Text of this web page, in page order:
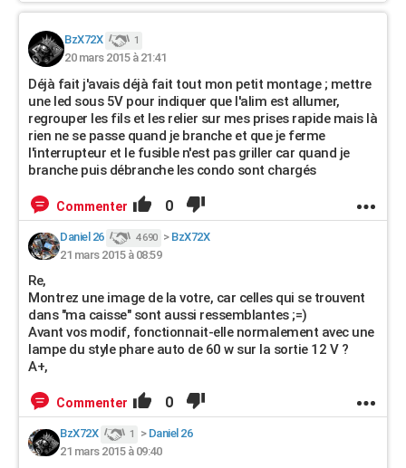
BzX72X 1
20 mars 2015 à 21:41
Déjà fait j'avais déjà fait tout mon petit montage ; mettre
une led sous 5V pour indiquer que l'alim est allumer,
regrouper les fils et les relier sur mes prises rapide mais là
rien ne se passe quand je branche et que je ferme
l'interrupteur et le fusible n'est pas griller car quand je
branche puis débranche les condo sont chargés
Commenter 0
Daniel 26 4 690 > BzX72X
21 mars 2015 à 08:59
Re,
Montrez une image de la votre, car celles qui se trouvent
dans "ma caisse" sont aussi ressemblantes ;=)
Avant vos modif, fonctionnait-elle normalement avec une
lampe du style phare auto de 60 w sur la sortie 12 V ?
A+,
Commenter 0
BzX72X 1 > Daniel 26
21 mars 2015 à 09:40